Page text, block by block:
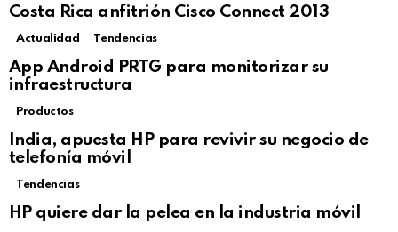
Costa Rica anfitrión Cisco Connect 2013
Click to view this post
Actualidad Tendencias
App Android PRTG para monitorizar su
infraestructura
Productos
India, apuesta HP para revivir su negocio de
telefonía móvil
Not Safe For Work
Click to view this post
Tendencias
HP quiere dar la pelea en la industria móvil